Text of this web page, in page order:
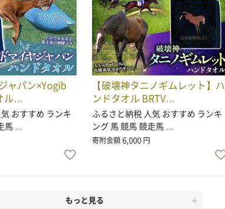
ャパン×Yogib
ル…
おすすめ ランキ
馬 …
【破壊神タニノギムレット】ハ
ンドタオル BRTV…
ふるさと納税 人気 おすすめ ランキ
ング 馬 競馬 競走馬 …
寄附金額6,000 円
もっと見る